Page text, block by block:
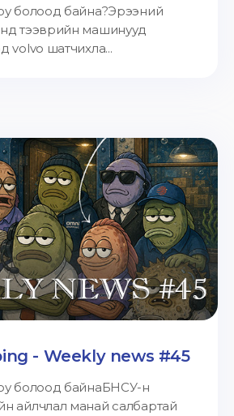
болоод байна?Эрээний
тээврийн машинууд
volvo шатчихла...
- Weekly news #45
болоод байнаБНСУ-н
айлчлал манай салбартай